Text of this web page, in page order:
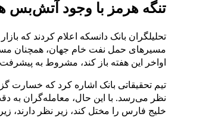
تنگه هرمز با وجود
تحلیلگران بانک دانسکه اعلام کردند که
مسیرهای حمل نفت خام جهان، همچنان
اواخر این هفته باز کند، مشروط به
تیم تحقیقاتی بانک اشاره کرد که خسارت
نظر می‌رسد. با این حال، معامله‌گران به
خلیج فارس را مختل کند، زیر نظر دارند،